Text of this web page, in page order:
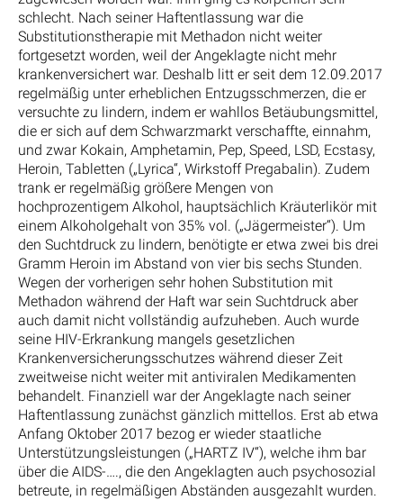
schlecht. Nach seiner Haftentlassung war die
Substitutionstherapie mit Methadon nicht weiter
fortgesetzt worden, weil der Angeklagte nicht mehr
krankenversichert war. Deshalb litt er seit dem 12.09.2017
regelmäßig unter erheblichen Entzugsschmerzen, die er
versuchte zu lindern, indem er wahllos Betäubungsmittel,
die er sich auf dem Schwarzmarkt verschaffte, einnahm,
und zwar Kokain, Amphetamin, Pep, Speed, LSD, Ecstasy,
Heroin, Tabletten („Lyrica“, Wirkstoff Pregabalin). Zudem
trank er regelmäßig größere Mengen von
hochprozentigem Alkohol, hauptsächlich Kräuterlikör mit
einem Alkoholgehalt von 35% vol. („Jägermeister“). Um
den Suchtdruck zu lindern, benötigte er etwa zwei bis drei
Gramm Heroin im Abstand von vier bis sechs Stunden.
Wegen der vorherigen sehr hohen Substitution mit
Methadon während der Haft war sein Suchtdruck aber
auch damit nicht vollständig aufzuheben. Auch wurde
seine HIV-Erkrankung mangels gesetzlichen
Krankenversicherungsschutzes während dieser Zeit
zweitweise nicht weiter mit antiviralen Medikamenten
behandelt. Finanziell war der Angeklagte nach seiner
Haftentlassung zunächst gänzlich mittellos. Erst ab etwa
Anfang Oktober 2017 bezog er wieder staatliche
Unterstützungsleistungen („HARTZ IV“), welche ihm bar
über die AIDS-…., die den Angeklagten auch psychosozial
betreute, in regelmäßigen Abständen ausgezahlt wurden.